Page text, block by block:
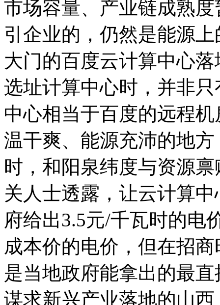
市场容量、产业链成熟
引企业的，仍然是能源
大门的百度云计算中心
选址计算中心时，并非
中心相当于百度的远程
温干爽、能源充沛的地
时，和阳泉纬度与资源
关人士透露，让云计算
府给出3.5元/千瓦时的电
成本价的电价，但在招
是当地政府能拿出的最
谋求新兴产业落地的山